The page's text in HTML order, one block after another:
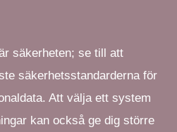
säkerheten; se till att
säkerhetsstandarderna för
Att välja ett system
kan också ge dig större